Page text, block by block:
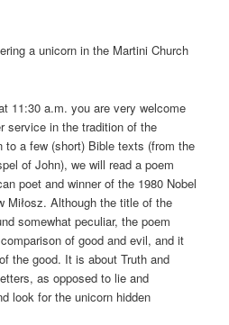
a unicorn in the Martini Church
11:30 a.m. you are very welcome
service in the tradition of the
to a few (short) Bible texts (from the
of John), we will read a poem
poet and winner of the 1980 Nobel
Miłosz. Although the title of the
somewhat peculiar, the poem
of good and evil, and it
the good. It is about Truth and
as opposed to lie and
look for the unicorn hidden